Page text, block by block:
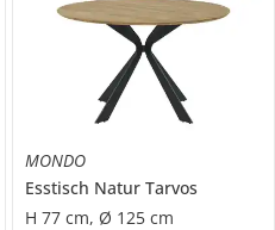
MONDO
Esstisch Natur Tarvos
H 77 cm, Ø 125 cm